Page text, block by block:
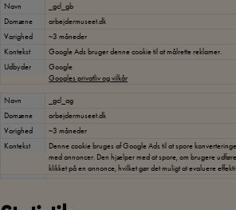
Navn
_gcl_gb
Domæne
arbejdermuseet.dk
Varighed
~3 måneder
Kontekst
Google Ads bruger denne cookie til at målrette reklamer.
Udbyder
Google
Googles privatliv og vilkår
Navn
_gcl_ag
Domæne
arbejdermuseet.dk
Varighed
~3 måneder
Kontekst
Denne cookie bruges af Google Ads til at spore
med annoncer. Den hjælper med at spore, om brugere
klikket på en annonce, hvilket gør det muligt at evaluere